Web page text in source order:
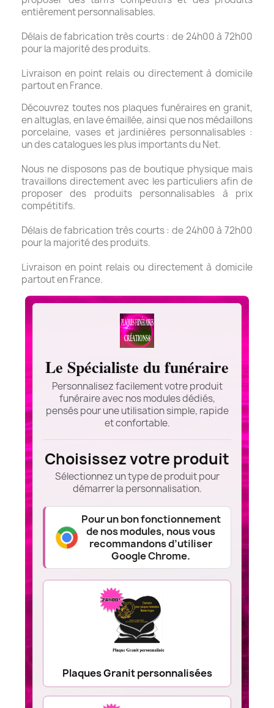
entièrement personnalisables.
Délais de fabrication très courts : de 24h00 à 72h00
pour la majorité des produits.
Livraison en point relais ou directement à domicile
partout en France.
Découvrez toutes nos plaques funéraires en granit,
en altuglas, en lave émaillée, ainsi que nos médaillons
porcelaine, vases et jardinières personnalisables :
un des catalogues les plus importants du Net.
Nous ne disposons pas de boutique physique mais
travaillons directement avec les particuliers afin de
proposer des produits personnalisables à prix
compétitifs.
Délais de fabrication très courts : de 24h00 à 72h00
pour la majorité des produits.
Livraison en point relais ou directement à domicile
partout en France.
Le Spécialiste du funéraire
Personnalisez facilement votre produit
funéraire avec nos modules dédiés,
pensés pour une utilisation simple, rapide
et confortable.
Choisissez votre produit
Sélectionnez un type de produit pour
démarrer la personnalisation.
Pour un bon fonctionnement
de nos modules, nous vous
recommandons d’utiliser
Google Chrome.
Plaques Granit personnalisées